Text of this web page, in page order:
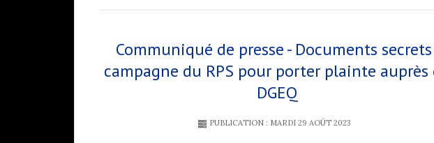
Communiqué de presse - Documents
campagne du RPS pour porter plainte auprès
DGEQ
PUBLICATION : MARDI 29 AOÛT 2023